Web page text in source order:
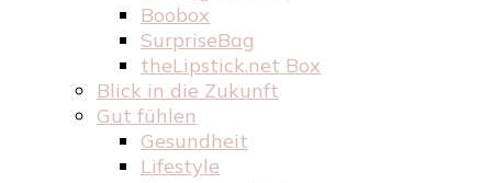
Boobox
SurpriseBag
theLipstick.net Box
Blick in die Zukunft
Gut fühlen
Gesundheit
Lifestyle